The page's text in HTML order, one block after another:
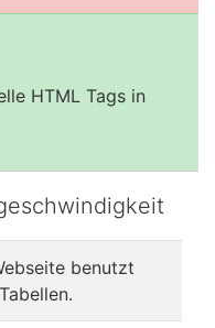
HTML Tags in
benutzt